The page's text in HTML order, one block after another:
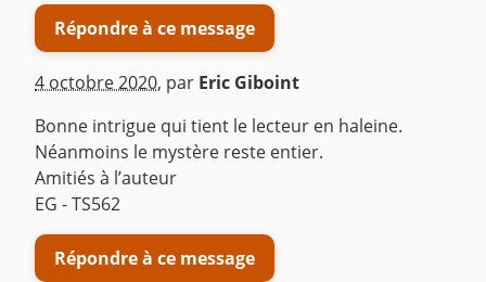
Répondre à ce message
4 octobre 2020, par Eric Giboint
Bonne intrigue qui tient le lecteur en haleine.
Néanmoins le mystère reste entier.
Amitiés à l’auteur
EG - TS562
Répondre à ce message